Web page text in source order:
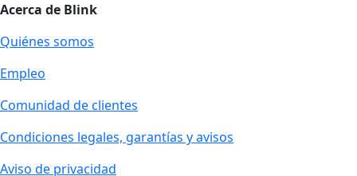
Acerca de Blink
Quiénes somos
Empleo
Comunidad de clientes
Condiciones legales, garantías y avisos
Aviso de privacidad